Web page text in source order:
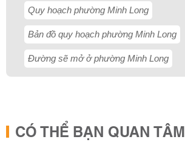
Quy hoạch phường Minh Long
Bản đồ quy hoạch phường Minh Long
Đường sẽ mở ở phường Minh Long
CÓ THỂ BẠN QUAN TÂM